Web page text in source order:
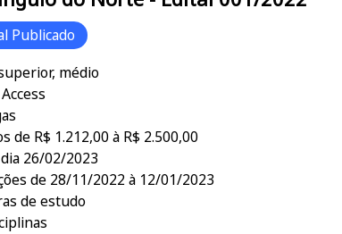
Publicado
médio
de R$ 1.212,00 à R$ 2.500,00
26/02/2023
de 28/11/2022 à 12/01/2023
de estudo